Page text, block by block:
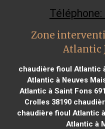
Zone
Atlantic
chaudière fioul Atlantic
Atlantic à Neuves
Atlantic à Saint Fons
Crolles 38190
chaudière fioul Atlantic
Atlantic à